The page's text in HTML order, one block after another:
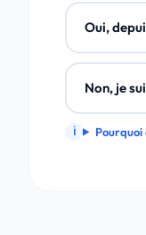
Oui,
Non, je
Pourquoi